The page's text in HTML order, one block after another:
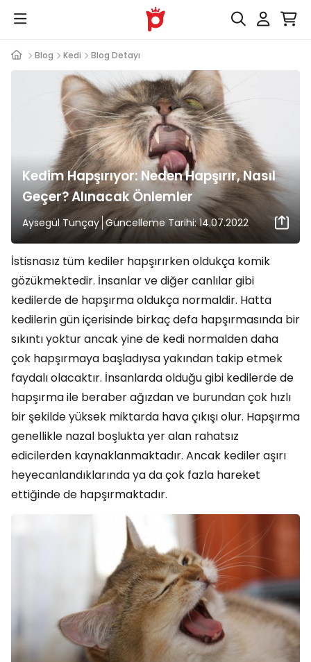
Blog Kedi Blog Detayı
Kedim Hapşırıyor: Neden Hapşırır, Nasıl
Geçer? Alınacak Önlemler
Aysegül Tunçay Güncelleme Tarihi: 14.07.2022
İstisnasız tüm kediler hapşırırken oldukça komik
gözükmektedir. İnsanlar ve diğer canlılar gibi
kedilerde de hapşırma oldukça normaldir. Hatta
kedilerin gün içerisinde birkaç defa hapşırmasında bir
sıkıntı yoktur ancak yine de kedi normalden daha
çok hapşırmaya başladıysa yakından takip etmek
faydalı olacaktır. İnsanlarda olduğu gibi kedilerde de
hapşırma ile beraber ağızdan ve burundan çok hızlı
bir şekilde yüksek miktarda hava çıkışı olur. Hapşırma
genellikle nazal boşlukta yer alan rahatsız
edicilerden kaynaklanmaktadır. Ancak kediler aşırı
heyecanlandıklarında ya da çok fazla hareket
ettiğinde de hapşırmaktadır.